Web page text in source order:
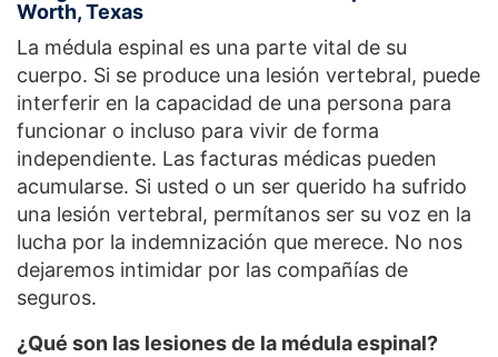
Worth, Texas
La médula espinal es una parte vital de su
cuerpo. Si se produce una lesión vertebral, puede
interferir en la capacidad de una persona para
funcionar o incluso para vivir de forma
independiente. Las facturas médicas pueden
acumularse. Si usted o un ser querido ha sufrido
una lesión vertebral, permítanos ser su voz en la
lucha por la indemnización que merece. No nos
dejaremos intimidar por las compañías de
seguros.
¿Qué son las lesiones de la médula espinal?